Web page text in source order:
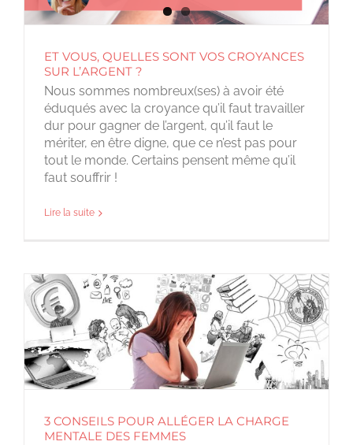
ET VOUS, QUELLES SONT VOS CROYANCES
SUR L’ARGENT ?
Nous sommes nombreux(ses) à avoir été
éduqués avec la croyance qu’il faut travailler
dur pour gagner de l’argent, qu’il faut le
mériter, en être digne, que ce n’est pas pour
tout le monde. Certains pensent même qu’il
faut souffrir !
Lire la suite
3 CONSEILS POUR ALLÉGER LA CHARGE
MENTALE DES FEMMES